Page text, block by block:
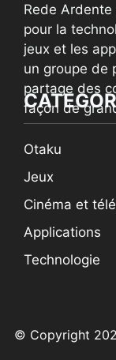
Rede
pour la
jeux et les
un groupe de
partage des
façon de
Otaku
Jeux
Cinéma et
Applications
Technologie
© Copyright